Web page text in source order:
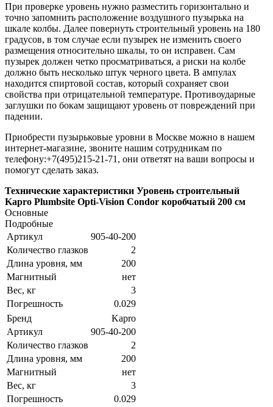
При проверке уровень нужно разместить горизонтально и
точно запомнить расположение воздушного пузырька на
шкале колбы. Далее повернуть строительный уровень на 180
градусов, в том случае если пузырек не изменить своего
размещения относительно шкалы, то он исправен. Сам
пузырек должен четко просматриваться, а риски на колбе
должно быть несколько штук черного цвета. В ампулах
находится спиртовой состав, который сохраняет свои
свойства при отрицательной температуре. Противоударные
заглушки по бокам защищают уровень от повреждений при
падении.
Приобрести пузырьковые уровни в Москве можно в нашем
интернет-магазине, звоните нашим сотрудникам по
телефону:+7(495)215-21-71, они ответят на ваши вопросы и
помогут сделать заказ.
Технические характеристики Уровень строительный
Kapro Plumbsite Opti-Vision Condor коробчатый 200 см
Основные
Подробные
Артикул
905-40-200
Количество глазков
2
Длина уровня, мм
200
Магнитный
нет
Вес, кг
3
Погрешность
0.029
Бренд
Kapro
Артикул
905-40-200
Количество глазков
2
Длина уровня, мм
200
Магнитный
нет
Вес, кг
3
Погрешность
0.029